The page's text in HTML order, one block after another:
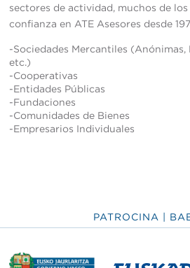
sectores de actividad, muchos de
confianza en ATE Asesores desde
-Sociedades Mercantiles (Anónimas,
etc.)
-Cooperativas
-Entidades Públicas
-Fundaciones
-Comunidades de Bienes
-Empresarios Individuales
PATROCINA |